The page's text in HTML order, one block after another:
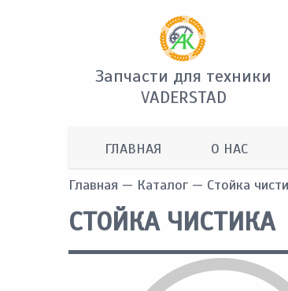
Запчасти для техники
VADERSTAD
ГЛАВНАЯ О НАС
Главная — Каталог — Стойка
СТОЙКА ЧИСТИКА